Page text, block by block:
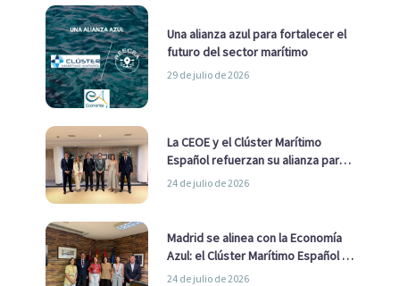
Una alianza azul para fortalecer el
futuro del sector marítimo
29 de julio de 2026
La CEOE y el Clúster Marítimo
Español refuerzan su alianza para
impulsar una estrategia Nacional
24 de julio de 2026
Madrid se alinea con la Economía
Azul: el Clúster Marítimo Español y
la Real Liga Naval avanzan alianzas
24 de julio de 2026